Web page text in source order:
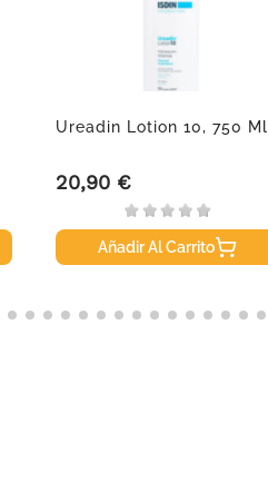
Ureadin Lotion 10, 750 Ml
Precio
20,90 €
Añadir Al Carrito